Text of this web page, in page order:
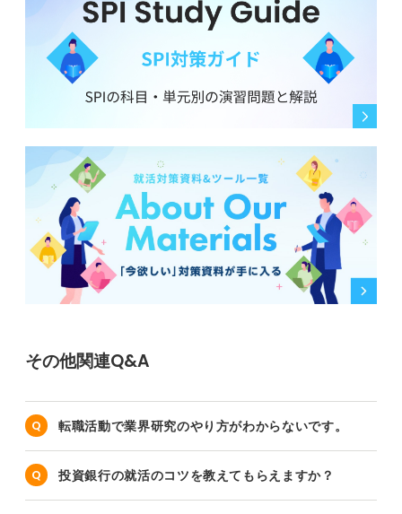
その他関連Q&A
転職活動で業界研究のやり方がわからないです。
投資銀行の就活のコツを教えてもらえますか？